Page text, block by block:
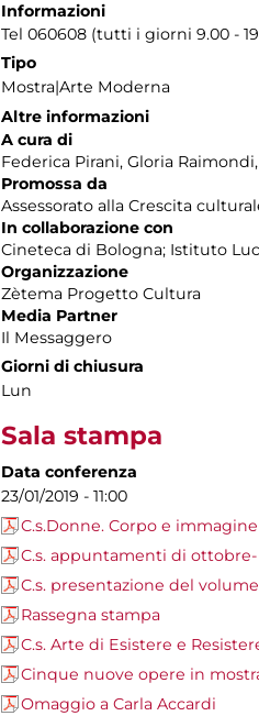
Informazioni
Tel 060608 (tutti i giorni 9.00 -
Tipo
Mostra|Arte Moderna
Altre informazioni
A cura di
Federica Pirani, Gloria
Promossa da
Assessorato alla Crescita
In collaborazione con
Cineteca di Bologna; Istituto
Organizzazione
Zètema Progetto Cultura
Media Partner
Il Messaggero
Giorni di chiusura
Lun
Sala stampa
Data conferenza
23/01/2019 - 11:00
C.s.Donne. Corpo e
C.s. appuntamenti di
C.s. presentazione del
Rassegna stampa
C.s. Arte di Esistere e
Cinque nuove opere in
Omaggio a Carla Accardi